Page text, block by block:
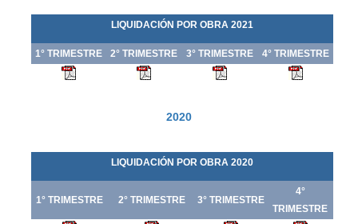
LIQUIDACIÓN POR OBRA 2021
1° TRIMESTRE 2° TRIMESTRE 3° TRIMESTRE 4° TRIMESTRE
2020
LIQUIDACIÓN POR OBRA 2020
1° TRIMESTRE 2° TRIMESTRE 3° TRIMESTRE
4°
TRIMESTRE